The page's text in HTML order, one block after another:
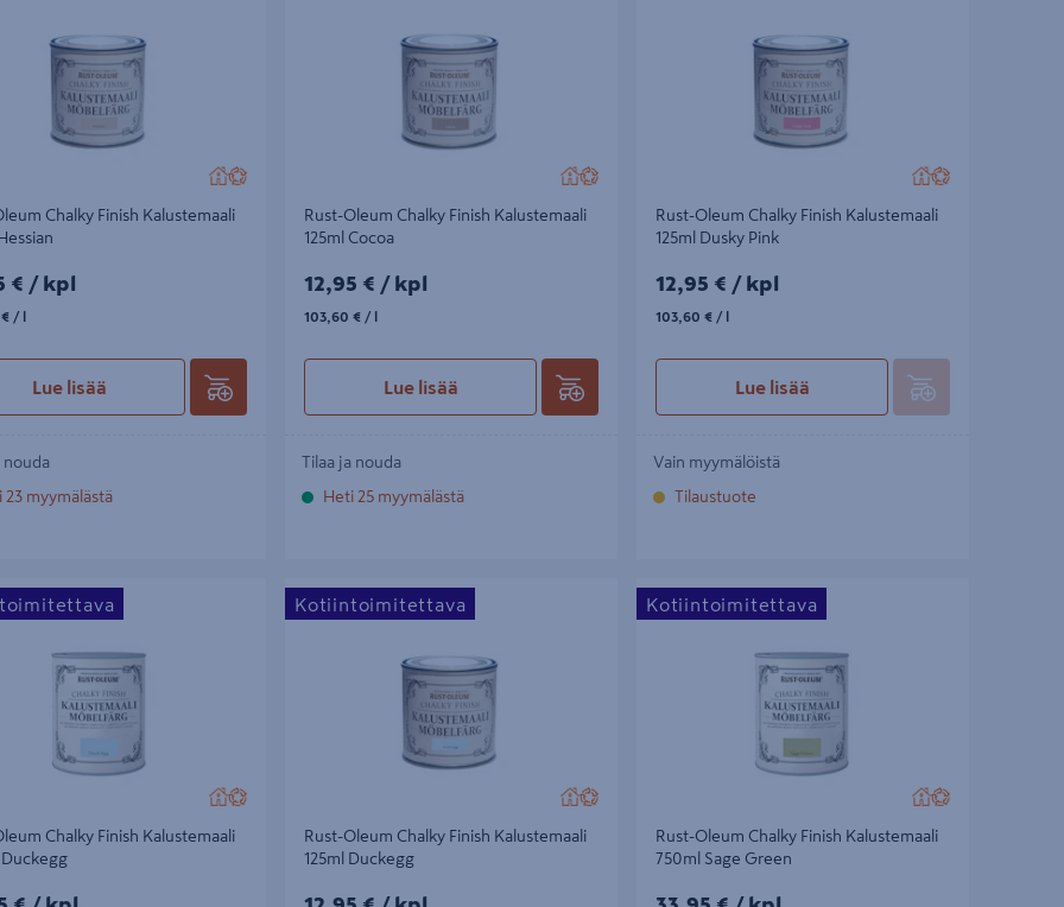
Chalky Finish Kalustemaali
kpl
€ / kpl
/ l
Lue lisää
nouda
23 myymälästä
Rust-Oleum Chalky Finish Kalustemaali
125ml Cocoa
12,95€/kpl
12,95 € / kpl
103,60 € / l
Lue lisää
Tilaa ja nouda
Heti 25 myymälästä
Rust-Oleum Chalky Finish Kalustemaali
125ml Dusky Pink
12,95€/kpl
12,95 € / kpl
103,60 € / l
Lue lisää
Vain myymälöistä
Tilaustuote
Chalky Finish Kalustemaali 750ml
Chalky Finish Kalustemaali
kpl
Rust-Oleum Chalky Finish Kalustemaali 125ml
Duckegg
Rust-Oleum Chalky Finish Kalustemaali
125ml Duckegg
12,95€/kpl
Kotiintoimitettava
Rust-Oleum Chalky Finish Kalustemaali 750ml
Sage Green
Rust-Oleum Chalky Finish Kalustemaali
750ml Sage Green
33,95€/kpl
Kotiintoimitettava